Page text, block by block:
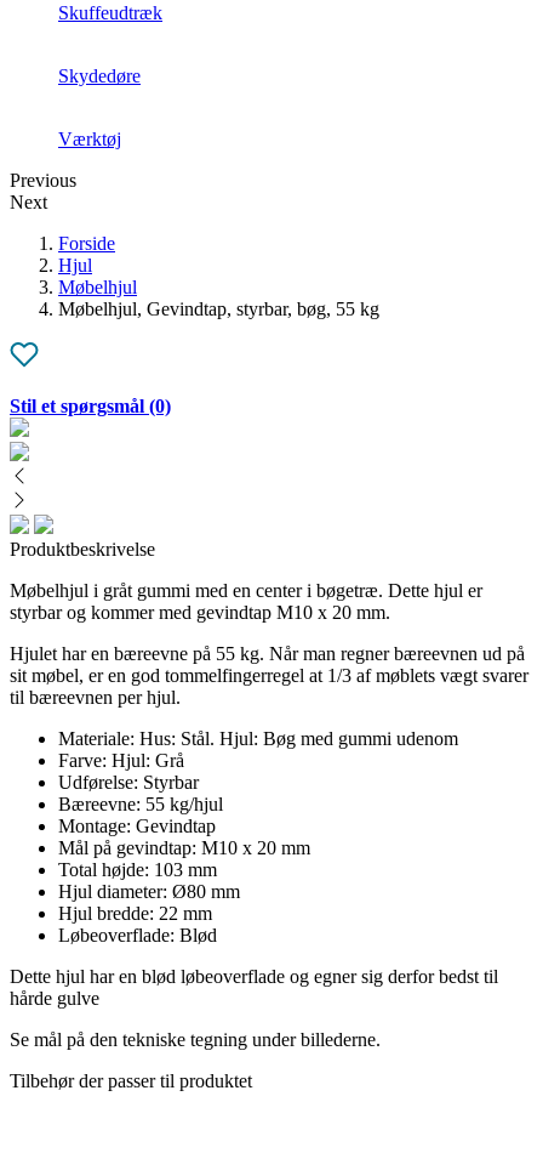
Skuffeudtræk
Skydedøre
Værktøj
Previous
Next
Forside
Hjul
Møbelhjul
Møbelhjul, Gevindtap, styrbar, bøg, 55 kg
Stil et spørgsmål (0)
Produktbeskrivelse
Møbelhjul i gråt gummi med en center i bøgetræ. Dette hjul er
styrbar og kommer med gevindtap M10 x 20 mm.
Hjulet har en bæreevne på 55 kg. Når man regner bæreevnen ud på
sit møbel, er en god tommelfingerregel at 1/3 af møblets vægt svarer
til bæreevnen per hjul.
Materiale: Hus: Stål. Hjul: Bøg med gummi udenom
Farve: Hjul: Grå
Udførelse: Styrbar
Bæreevne: 55 kg/hjul
Montage: Gevindtap
Mål på gevindtap: M10 x 20 mm
Total højde: 103 mm
Hjul diameter: Ø80 mm
Hjul bredde: 22 mm
Løbeoverflade: Blød
Dette hjul har en blød løbeoverflade og egner sig derfor bedst til
hårde gulve
Se mål på den tekniske tegning under billederne.
Tilbehør der passer til produktet